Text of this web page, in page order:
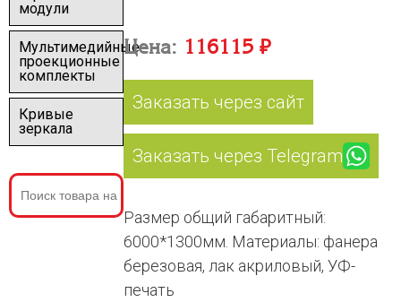
модули
Мультимедийные
проекционные
комплекты
Кривые
зеркала
Цена: 116115 ₽
Заказать через сайт
Заказать через Telegram
Размер общий габаритный:
6000*1300мм. Материалы: фанера
березовая, лак акриловый, УФ-
печать